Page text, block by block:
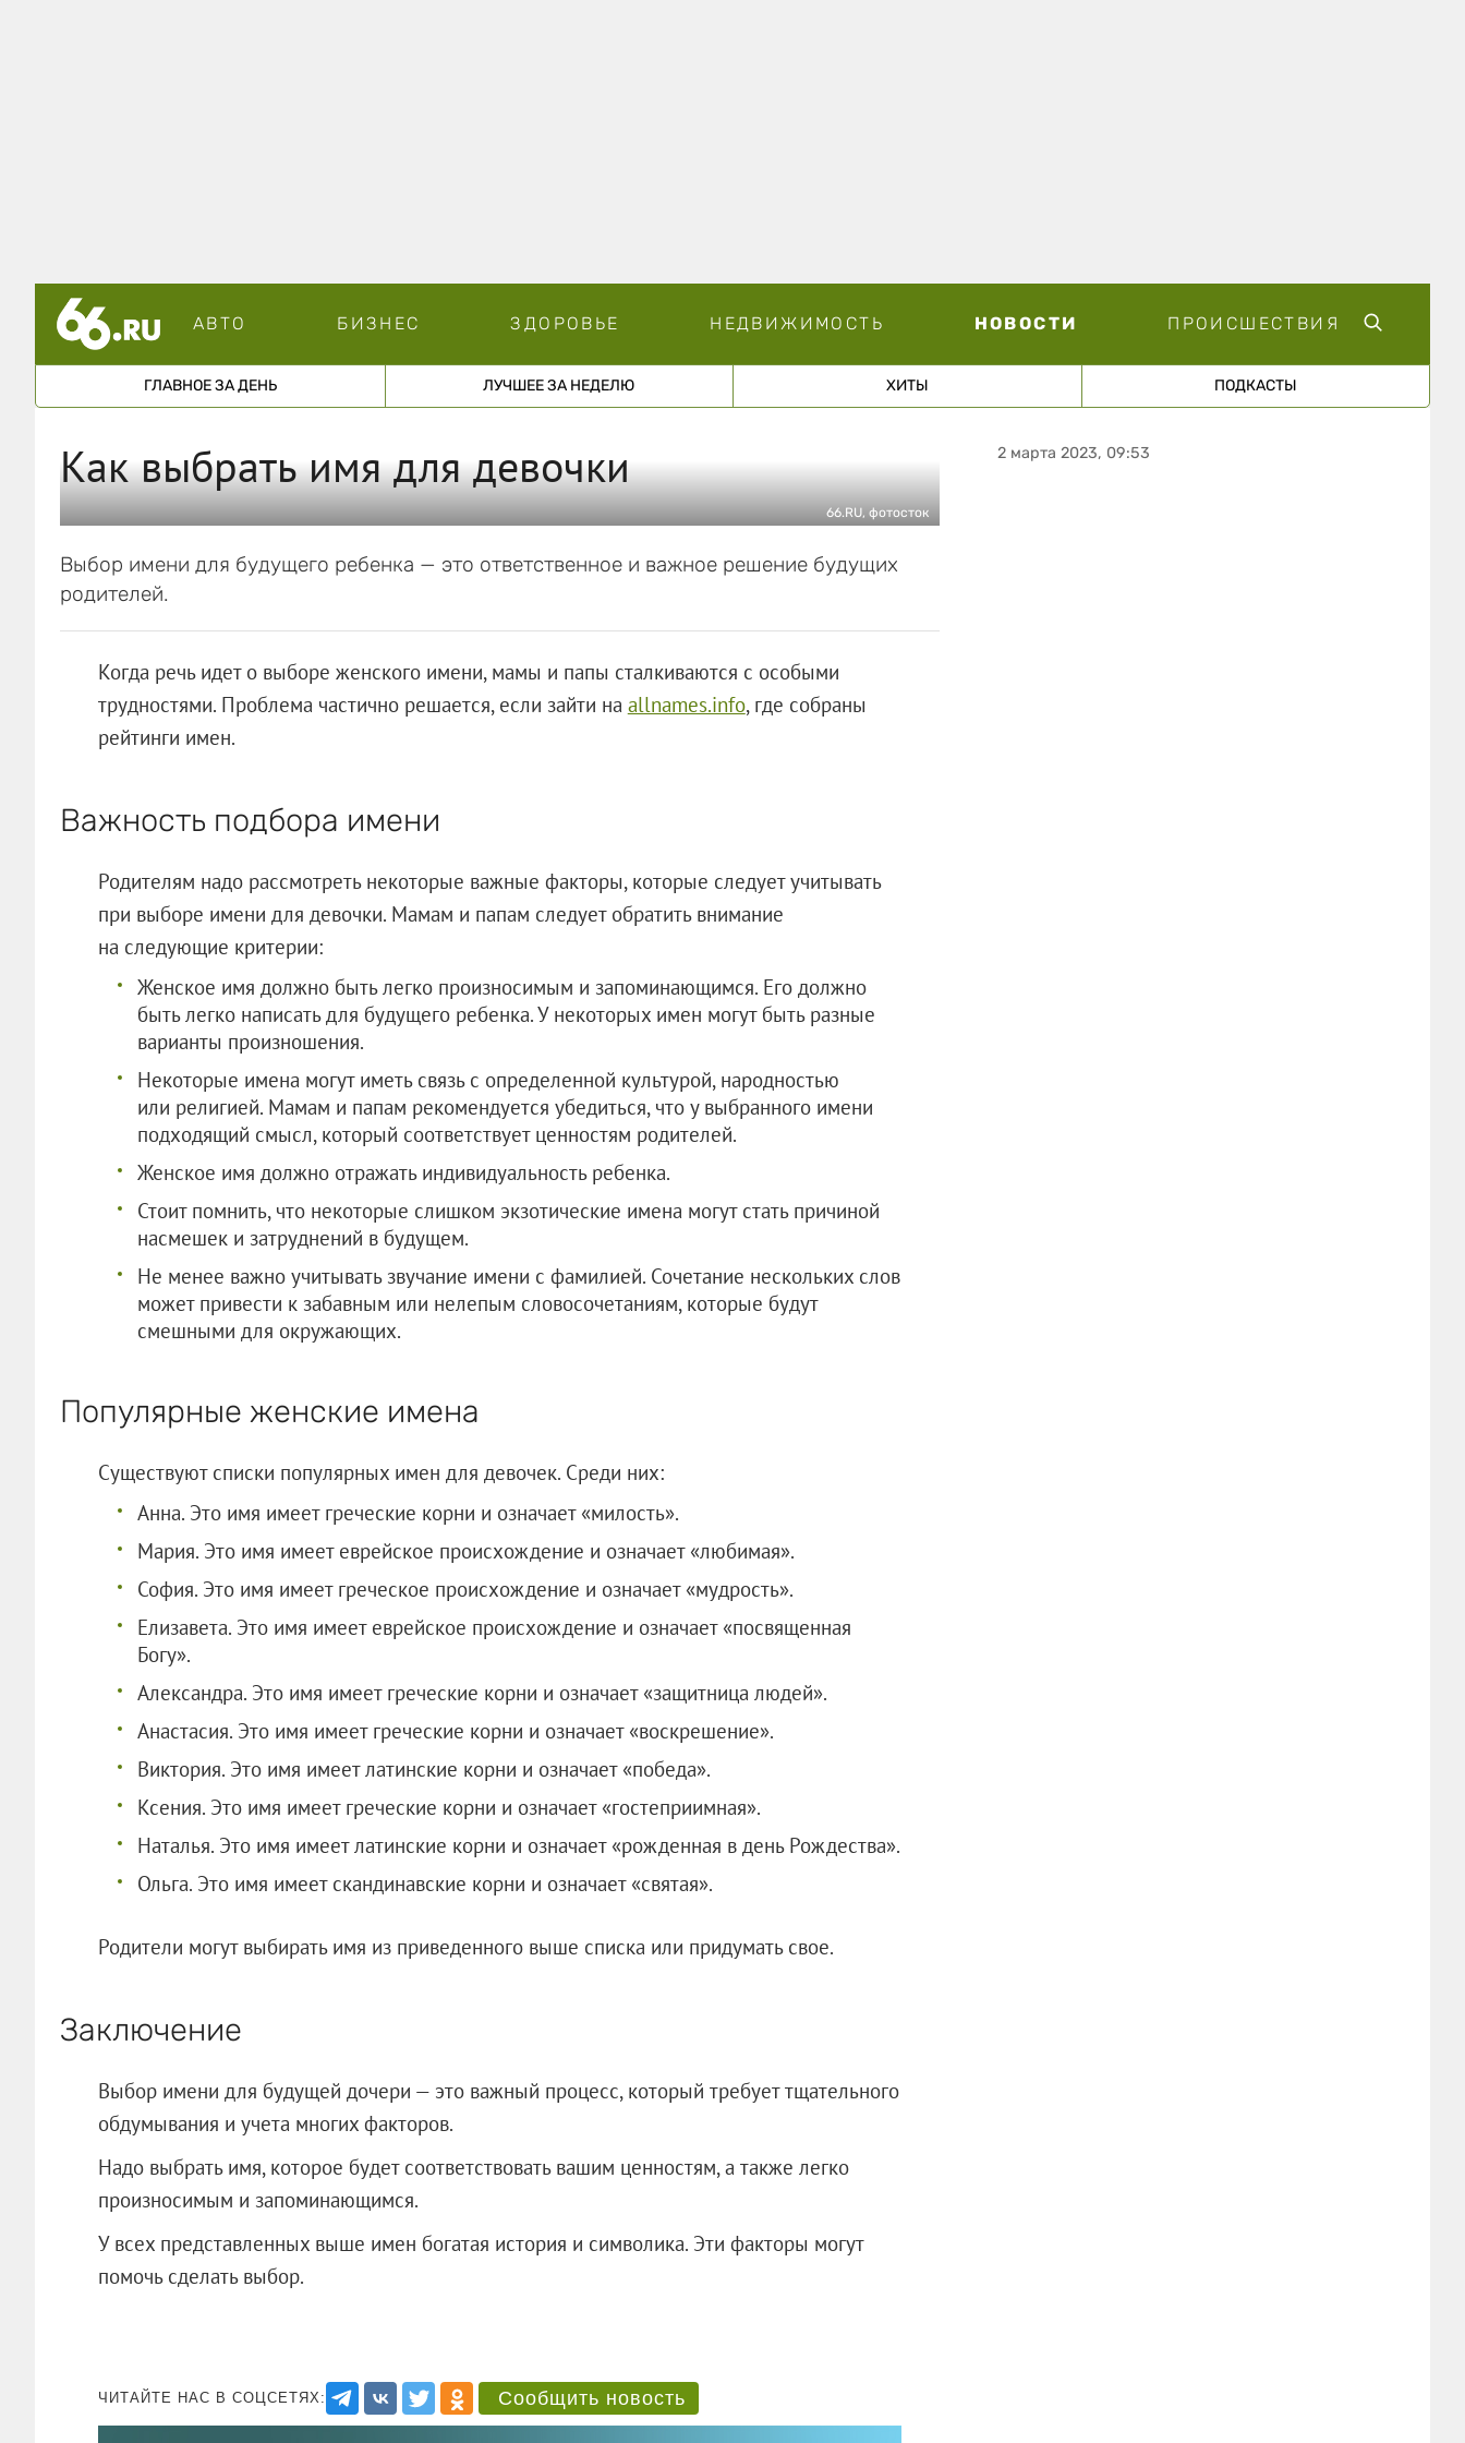
АВТО БИЗНЕС ЗДОРОВЬЕ НЕДВИЖИМОСТЬ НОВОСТИ ПРОИСШЕСТВИЯ
ГЛАВНОЕ ЗА ДЕНЬ ЛУЧШЕЕ ЗА НЕДЕЛЮ ХИТЫ ПОДКАСТЫ
Как выбрать имя для девочки
66.RU, фотосток
Выбор имени для будущего ребенка — это ответственное и важное решение будущих
родителей.
Когда речь идет о выборе женского имени, мамы и папы сталкиваются с особыми
трудностями. Проблема частично решается, если зайти на allnames.info, где собраны
рейтинги имен.
Важность подбора имени
Родителям надо рассмотреть некоторые важные факторы, которые следует учитывать
при выборе имени для девочки. Мамам и папам следует обратить внимание
на следующие критерии:
Женское имя должно быть легко произносимым и запоминающимся. Его должно
быть легко написать для будущего ребенка. У некоторых имен могут быть разные
варианты произношения.
Некоторые имена могут иметь связь с определенной культурой, народностью
или религией. Мамам и папам рекомендуется убедиться, что у выбранного имени
подходящий смысл, который соответствует ценностям родителей.
Женское имя должно отражать индивидуальность ребенка.
Стоит помнить, что некоторые слишком экзотические имена могут стать причиной
насмешек и затруднений в будущем.
Не менее важно учитывать звучание имени с фамилией. Сочетание нескольких слов
может привести к забавным или нелепым словосочетаниям, которые будут
смешными для окружающих.
Популярные женские имена
Существуют списки популярных имен для девочек. Среди них:
Анна. Это имя имеет греческие корни и означает «милость».
Мария. Это имя имеет еврейское происхождение и означает «любимая».
София. Это имя имеет греческое происхождение и означает «мудрость».
Елизавета. Это имя имеет еврейское происхождение и означает «посвященная
Богу».
Александра. Это имя имеет греческие корни и означает «защитница людей».
Анастасия. Это имя имеет греческие корни и означает «воскрешение».
Виктория. Это имя имеет латинские корни и означает «победа».
Ксения. Это имя имеет греческие корни и означает «гостеприимная».
Наталья. Это имя имеет латинские корни и означает «рожденная в день Рождества».
Ольга. Это имя имеет скандинавские корни и означает «святая».
Родители могут выбирать имя из приведенного выше списка или придумать свое.
Заключение
Выбор имени для будущей дочери — это важный процесс, который требует тщательного
обдумывания и учета многих факторов.
Надо выбрать имя, которое будет соответствовать вашим ценностям, а также легко
произносимым и запоминающимся.
У всех представленных выше имен богатая история и символика. Эти факторы могут
помочь сделать выбор.
ЧИТАЙТЕ НАС В СОЦСЕТЯХ: Сообщить новость
2 марта 2023, 09:53